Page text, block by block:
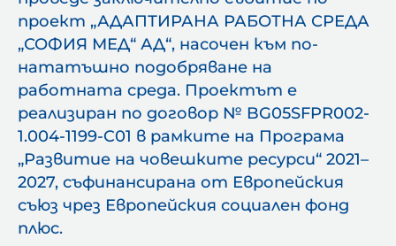
проект „АДАПТИРАНА РАБОТНА СРЕДА
„СОФИЯ МЕД“ АД“, насочен към по-
нататъшно подобряване на
работната среда. Проектът е
реализиран по договор № BG05SFPR002-
1.004-1199-C01 в рамките на Програма
„Развитие на човешките ресурси“ 2021–
2027, съфинансирана от Европейския
съюз чрез Европейския социален фонд
плюс.